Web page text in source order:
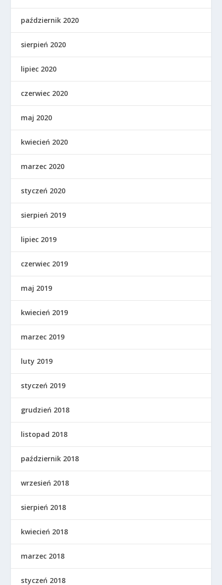
październik 2020
sierpień 2020
lipiec 2020
czerwiec 2020
maj 2020
kwiecień 2020
marzec 2020
styczeń 2020
sierpień 2019
lipiec 2019
czerwiec 2019
maj 2019
kwiecień 2019
marzec 2019
luty 2019
styczeń 2019
grudzień 2018
listopad 2018
październik 2018
wrzesień 2018
sierpień 2018
kwiecień 2018
marzec 2018
styczeń 2018